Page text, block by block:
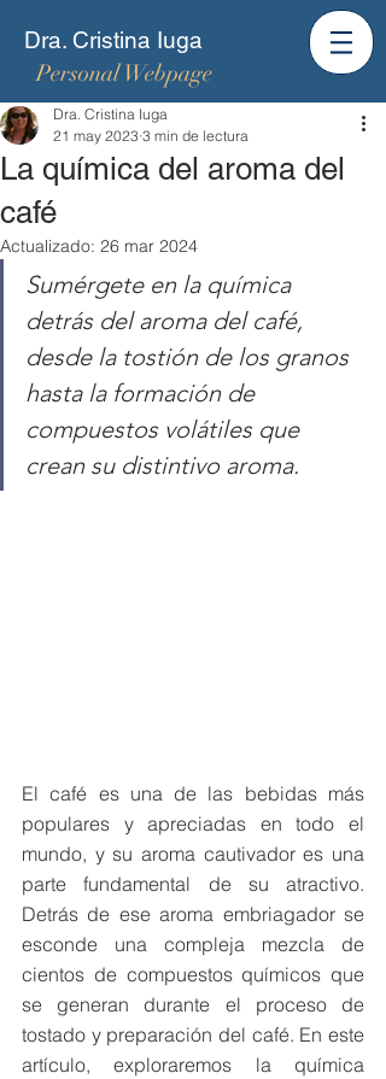
Dra. Cristina Iuga
Personal Webpage
La química del aroma del
café
Dra. Cristina Iuga
21 may 2023 3 min de lectura
Actualizado: 26 mar 2024
Sumérgete en la química
detrás del aroma del café,
desde la tostión de los granos
hasta la formación de
compuestos volátiles que
crean su distintivo aroma.
El café es una de las bebidas más
populares y apreciadas en todo el
mundo, y su aroma cautivador es una
parte fundamental de su atractivo.
Detrás de ese aroma embriagador se
esconde una compleja mezcla de
cientos de compuestos químicos que
se generan durante el proceso de
tostado y preparación del café. En este
artículo, exploraremos la química